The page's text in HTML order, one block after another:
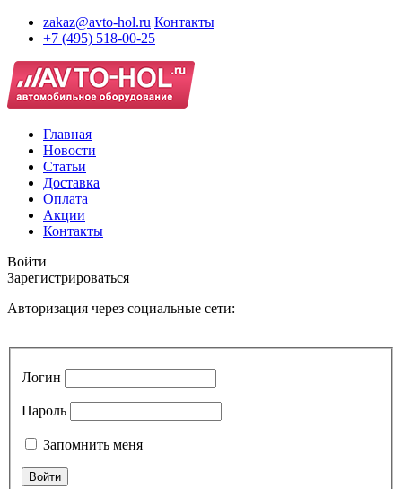
zakaz@avto-hol.ru Контакты
+7 (495) 518-00-25
Главная
Новости
Статьи
Доставка
Оплата
Акции
Контакты
Войти
Зарегистрироваться
Авторизация через социальные сети:
Логин
Пароль
Запомнить меня